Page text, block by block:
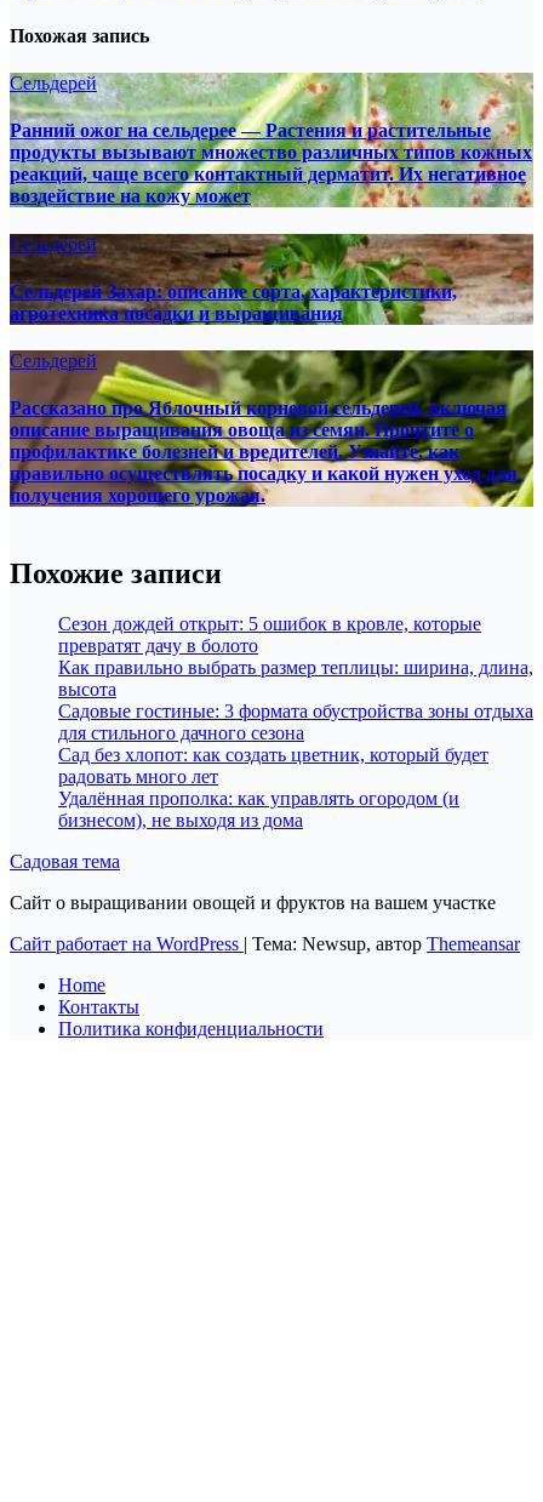
Похожая запись
Сельдерей
Ранний ожог на сельдерее — Растения и растительные
продукты вызывают множество различных типов кожных
реакций, чаще всего контактный дерматит. Их негативное
воздействие на кожу может
Сельдерей
Сельдерей Захар: описание сорта, характеристики,
агротехника посадки и выращивания
Сельдерей
Рассказано про Яблочный корневой сельдерей, включая
описание выращивания овоща из семян. Прочтите о
профилактике болезней и вредителей. Узнайте, как
правильно осуществлять посадку и какой нужен уход для
получения хорошего урожая.
Похожие записи
Сезон дождей открыт: 5 ошибок в кровле, которые
превратят дачу в болото
Как правильно выбрать размер теплицы: ширина, длина,
высота
Садовые гостиные: 3 формата обустройства зоны отдыха
для стильного дачного сезона
Сад без хлопот: как создать цветник, который будет
радовать много лет
Удалённая прополка: как управлять огородом (и
бизнесом), не выходя из дома
Садовая тема
Сайт о выращивании овощей и фруктов на вашем участке
Сайт работает на WordPress | Тема: Newsup, автор Themeansar
Home
Контакты
Политика конфиденциальности